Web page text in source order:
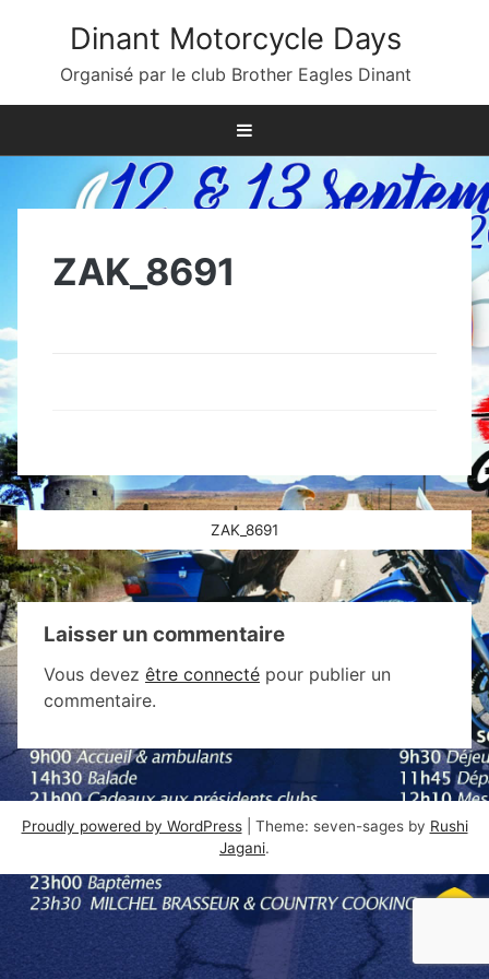
Dinant Motorcycle Days
Organisé par le club Brother Eagles Dinant
ZAK_8691
Navigation
de
l’article
ZAK_8691
Laisser un commentaire
Vous devez être connecté pour publier un
commentaire.
Proudly powered by WordPress Theme: seven-sages by Rushi
Jagani.